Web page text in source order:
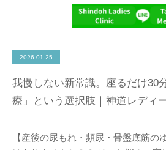
2026.01.25
我慢しない新常識。座るだけ30
療」という選択肢｜神道レディ
【産後の尿もれ・頻尿・骨盤底筋の